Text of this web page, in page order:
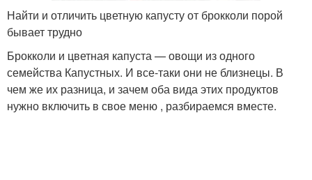
Найти и отличить цветную капусту от брокколи порой
бывает трудно
Брокколи и цветная капуста — овощи из одного
семейства Капустных. И все-таки они не близнецы. В
чем же их разница, и зачем оба вида этих продуктов
нужно включить в свое меню , разбираемся вместе.